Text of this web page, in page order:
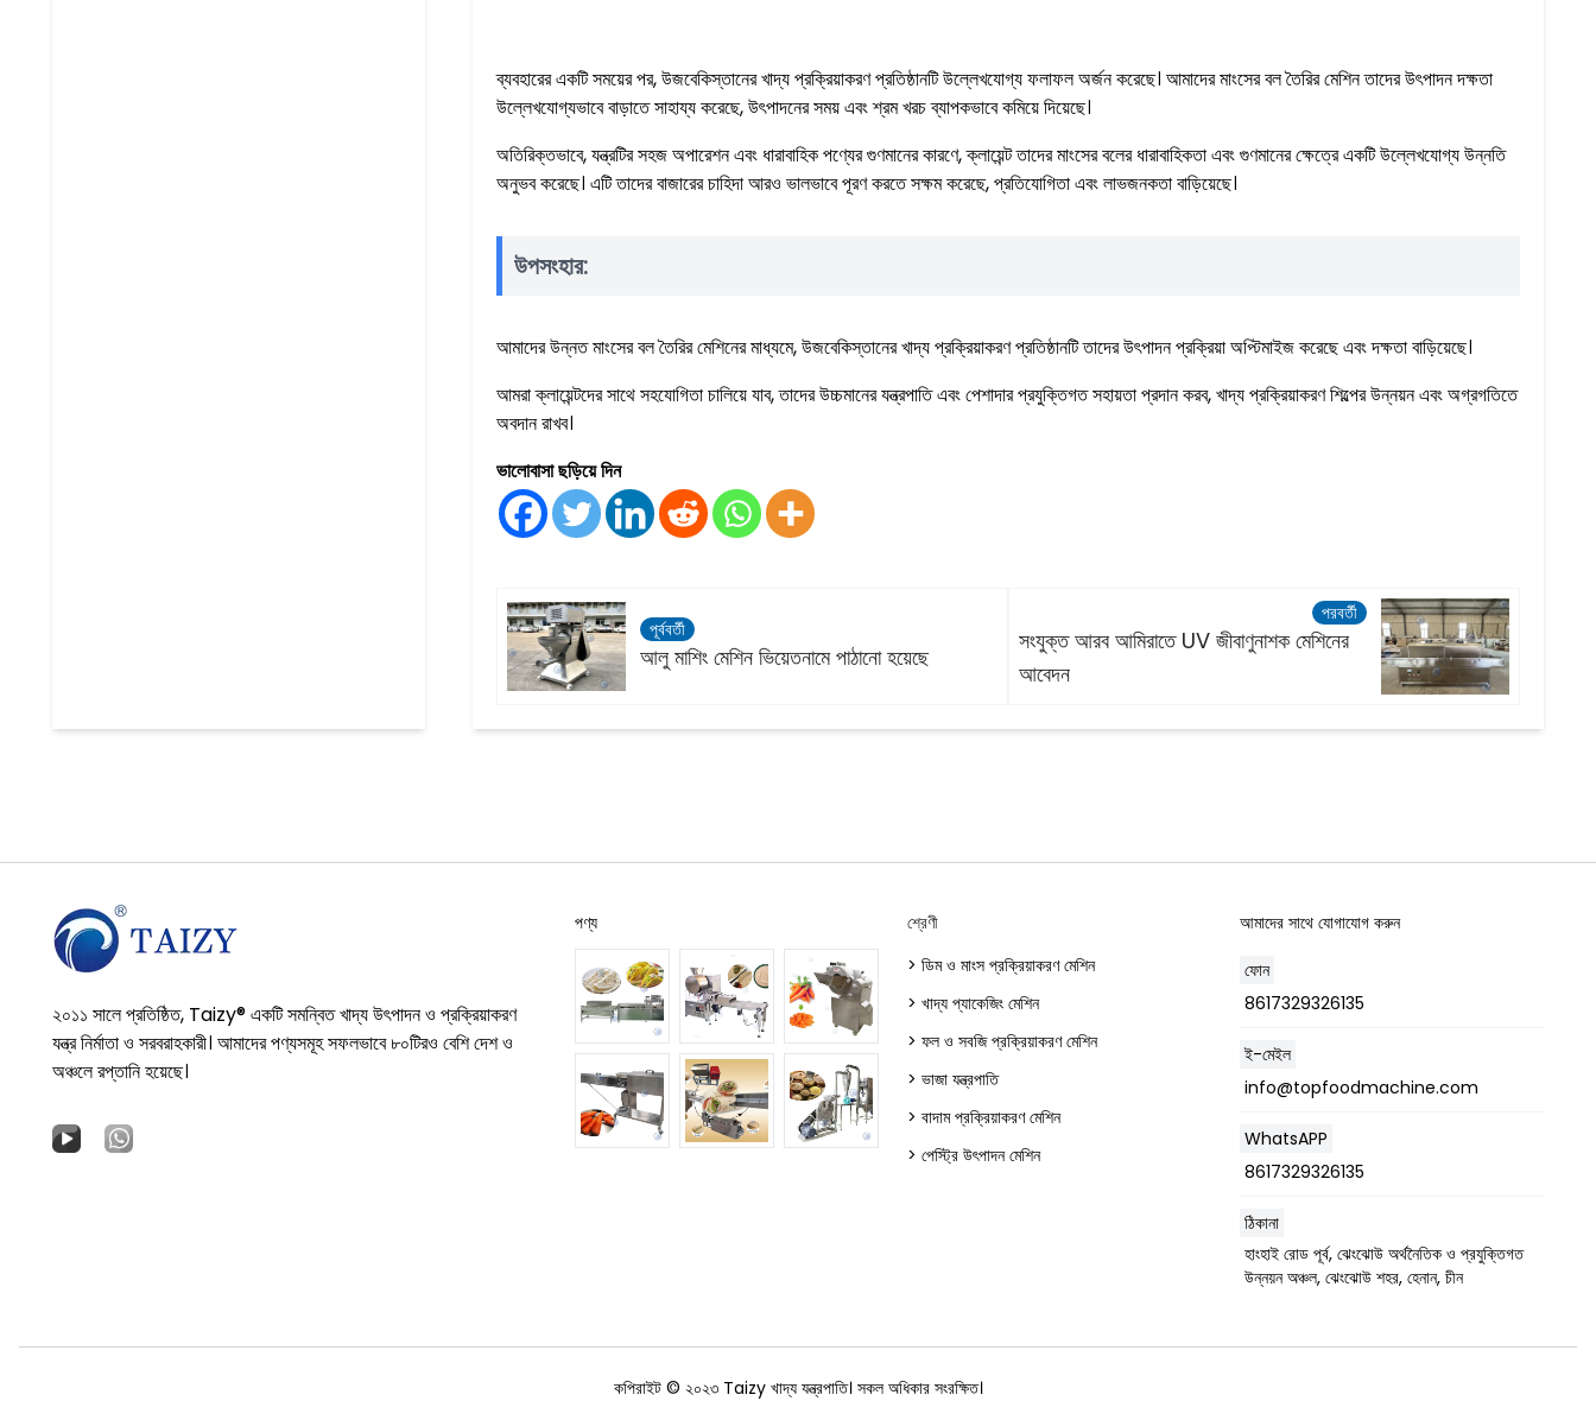
ব্যবহারের একটি সময়ের পর, উজবেকিস্তানের খাদ্য প্রক্রিয়াকরণ প্রতিষ্ঠানটি উল্লেখযোগ্য ফলাফল অর্জন করেছে। আমাদের মাংসের বল তৈরির মেশিন তাদের উৎপাদন দক্ষতা
উল্লেখযোগ্যভাবে বাড়াতে সাহায্য করেছে, উৎপাদনের সময় এবং শ্রম খরচ ব্যাপকভাবে কমিয়ে দিয়েছে।
অতিরিক্তভাবে, যন্ত্রটির সহজ অপারেশন এবং ধারাবাহিক পণ্যের গুণমানের কারণে, ক্লায়েন্ট তাদের মাংসের বলের ধারাবাহিকতা এবং গুণমানের ক্ষেত্রে একটি উল্লেখযোগ্য উন্নতি
অনুভব করেছে। এটি তাদের বাজারের চাহিদা আরও ভালভাবে পূরণ করতে সক্ষম করেছে, প্রতিযোগিতা এবং লাভজনকতা বাড়িয়েছে।
উপসংহার:
আমাদের উন্নত মাংসের বল তৈরির মেশিনের মাধ্যমে, উজবেকিস্তানের খাদ্য প্রক্রিয়াকরণ প্রতিষ্ঠানটি তাদের উৎপাদন প্রক্রিয়া অপ্টিমাইজ করেছে এবং দক্ষতা বাড়িয়েছে।
আমরা ক্লায়েন্টদের সাথে সহযোগিতা চালিয়ে যাব, তাদের উচ্চমানের যন্ত্রপাতি এবং পেশাদার প্রযুক্তিগত সহায়তা প্রদান করব, খাদ্য প্রক্রিয়াকরণ শিল্পের উন্নয়ন এবং অগ্রগতিতে
অবদান রাখব।
ভালোবাসা ছড়িয়ে দিন
পূর্ববর্তী
আলু মাশিং মেশিন ভিয়েতনামে পাঠানো হয়েছে
পরবর্তী
সংযুক্ত আরব আমিরাতে UV জীবাণুনাশক মেশিনের
আবেদন
২০১১ সালে প্রতিষ্ঠিত, Taizy® একটি সমন্বিত খাদ্য উৎপাদন ও প্রক্রিয়াকরণ
যন্ত্র নির্মাতা ও সরবরাহকারী। আমাদের পণ্যসমূহ সফলভাবে ৮০টিরও বেশি দেশ ও
অঞ্চলে রপ্তানি হয়েছে।
পণ্য
শ্রেণী
> ডিম ও মাংস প্রক্রিয়াকরণ মেশিন
> খাদ্য প্যাকেজিং মেশিন
> ফল ও সবজি প্রক্রিয়াকরণ মেশিন
> ভাজা যন্ত্রপাতি
> বাদাম প্রক্রিয়াকরণ মেশিন
> পেস্ট্রি উৎপাদন মেশিন
আমাদের সাথে যোগাযোগ করুন
ফোন
8617329326135
ই-মেইল
info@topfoodmachine.com
WhatsAPP
8617329326135
ঠিকানা
হাংহাই রোড পূর্ব, ঝেংঝোউ অর্থনৈতিক ও প্রযুক্তিগত
উন্নয়ন অঞ্চল, ঝেংঝোউ শহর, হেনান, চীন
কপিরাইট © ২০২৩ Taizy খাদ্য যন্ত্রপাতি। সকল অধিকার সংরক্ষিত।